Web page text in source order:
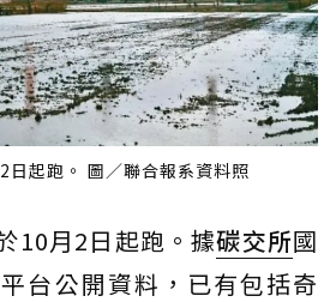
日起跑。 圖／聯合報系資料照
10月2日起跑。據碳交所國
台公開資料，已有包括奇